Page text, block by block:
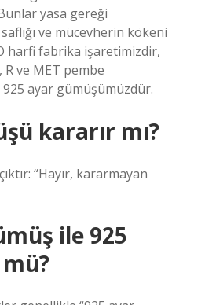
yasa gereği
ve mücevherin kökeni
harfi fabrika işaretimizdir,
R ve MET pembe
ayar gümüşümüzdür.
kararır mı?
“Hayır, kararmayan
ile 925